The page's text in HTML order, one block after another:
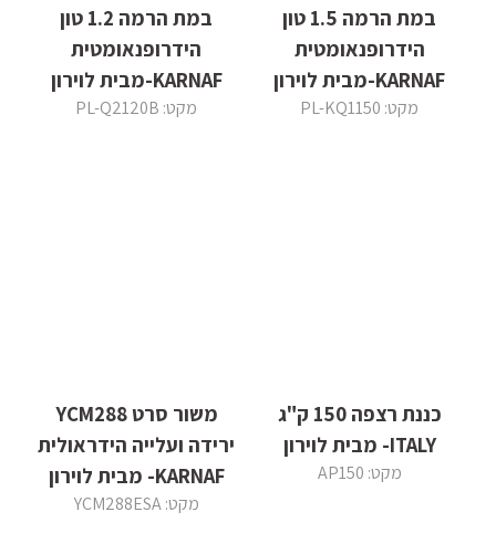
במת הרמה 1.5 טון
הידרופנאומטית
KARNAF-מבית לוירון
מקט: PL-KQ1150
במת הרמה 1.2 טון
הידרופנאומטית
KARNAF-מבית לוירון
מקט: PL-Q2120B
כננת רצפה 150 ק"ג
ITALY- מבית לוירון
מקט: AP150
משור סרט YCM288
ירידה ועלייה הידראולית
KARNAF- מבית לוירון
מקט: YCM288ESA